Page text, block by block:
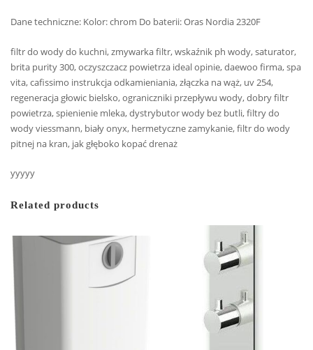
Dane techniczne: Kolor: chrom Do baterii: Oras Nordia 2320F
filtr do wody do kuchni, zmywarka filtr, wskaźnik ph wody, saturator,
brita purity 300, oczyszczacz powietrza ideal opinie, daewoo firma, spa
vita, cafissimo instrukcja odkamieniania, złączka na wąż, uv 254,
regeneracja głowic bielsko, ograniczniki przepływu wody, dobry filtr
powietrza, spienienie mleka, dystrybutor wody bez butli, filtry do
wody viessmann, biały onyx, hermetyczne zamykanie, filtr do wody
pitnej na kran, jak głęboko kopać drenaż
yyyyy
Related products